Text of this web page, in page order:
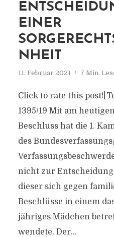
EINER
NHEIT
11. Februar 2021 7 Min.
Click to rate this
1395/19 Mit am
Beschluss hat die 1.
des
nicht zur
dieser sich gegen
Beschlüsse in einem
jähriges Mädchen
wendete. Der...